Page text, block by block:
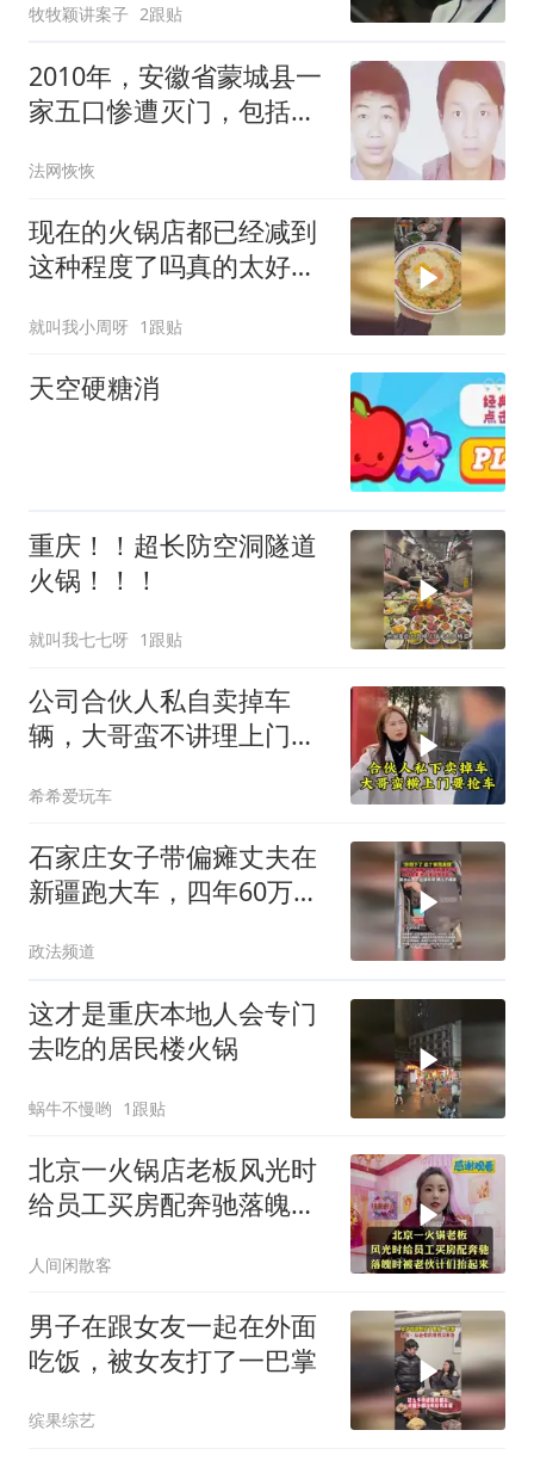
牧牧颖讲案子 2跟贴
2010年，安徽省蒙城县一
家五口惨遭灭门，包括刚
还被多次补刀
法网恢恢
现在的火锅店都已经减到
这种程度了吗真的太好吃
就叫我小周呀 1跟贴
天空硬糖消
重庆！！超长防空洞隧道
火锅！！！
就叫我七七呀 1跟贴
公司合伙人私自卖掉车
辆，大哥蛮不讲理上门强
希希爱玩车
石家庄女子带偏瘫丈夫在
新疆跑大车，四年60万公
政法频道
这才是重庆本地人会专门
去吃的居民楼火锅
蜗牛不慢哟 1跟贴
北京一火锅店老板风光时
给员工买房配奔驰落魄时
人间闲散客
男子在跟女友一起在外面
吃饭，被女友打了一巴掌
缤果综艺